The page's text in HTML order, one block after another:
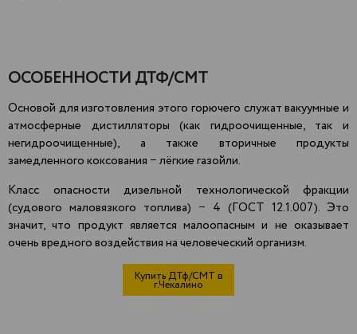
ОСОБЕННОСТИ ДТФ/СМТ
Основой для изготовления этого горючего служат вакуумные и
атмосферные дистилляторы (как гидроочищенные, так и
негидроочищенные), а также вторичные продукты
замедленного коксования − лёгкие газойли.
Класс опасности дизельной технологической фракции
(судового маловязкого топлива) − 4 (ГОСТ 12.1.007). Это
значит, что продукт являетсямалоопасным и не оказывает
очень вредного воздействия на человеческий организм.
Купить ДТф/СМТ в
г.Чекалино